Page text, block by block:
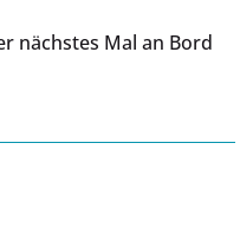
nächstes Mal an Bord